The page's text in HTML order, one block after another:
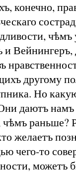
конечно,
и Вейнингеръ,
другому
Но
даютъ намъ
раньше?
желаетъ
чего-то
можетъ